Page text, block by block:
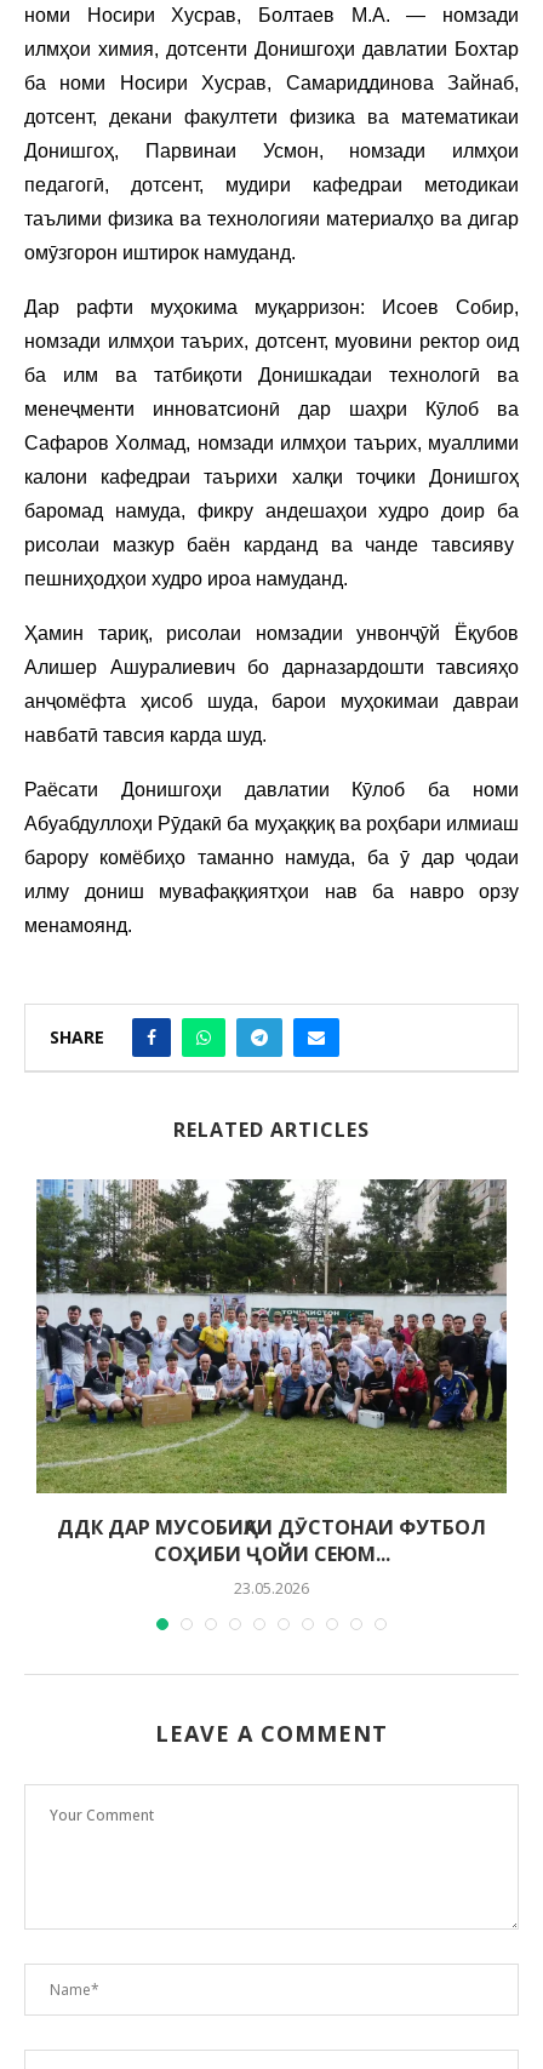
номи Носири Хусрав, Болтаев М.А. — номзади
илмҳои химия, дотсенти Донишгоҳи давлатии Бохтар
ба номи Носири Хусрав, Самариддинова Зайнаб,
дотсент, декани факултети физика ва математикаи
Донишгоҳ, Парвинаи Усмон, номзади илмҳои
педагогӣ, дотсент, мудири кафедраи методикаи
таълими физика ва технологияи материалҳо ва дигар
омӯзгорон иштирок намуданд.
Дар рафти муҳокима муқарризон: Исоев Собир,
номзади илмҳои таърих, дотсент, муовини ректор оид
ба илм ва татбиқоти Донишкадаи технологӣ ва
менеҷменти инноватсионӣ дар шаҳри Кӯлоб ва
Сафаров Холмад, номзади илмҳои таърих, муаллими
калони кафедраи таърихи халқи тоҷики Донишгоҳ
баромад намуда, фикру андешаҳои худро доир ба
рисолаи мазкур баён карданд ва чанде тавсияву
пешниҳодҳои худро ироа намуданд.
Ҳамин тариқ, рисолаи номзадии унвонҷӯй Ёқубов
Алишер Ашуралиевич бо дарназардошти тавсияҳо
анҷомёфта ҳисоб шуда, барои муҳокимаи давраи
навбатӣ тавсия карда шуд.
Раёсати Донишгоҳи давлатии Кӯлоб ба номи
Абуабдуллоҳи Рӯдакӣ ба муҳаққиқ ва роҳбари илмиаш
барору комёбиҳо таманно намуда, ба ӯ дар ҷодаи
илму дониш мувафаққиятҳои нав ба навро орзу
менамоянд.
SHARE
RELATED ARTICLES
ДДК ДАР МУСОБИҚАИ ДӮСТОНАИ ФУТБОЛ
СОҲИБИ ҶОЙИ СЕЮМ...
23.05.2026
LEAVE A COMMENT